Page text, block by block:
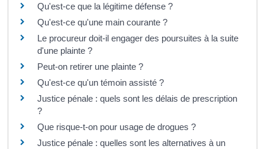
Qu'est-ce que la légitime défense ?
Qu'est-ce qu'une main courante ?
Le procureur doit-il engager des poursuites à la suite
d'une plainte ?
Peut-on retirer une plainte ?
Qu'est-ce qu'un témoin assisté ?
Justice pénale : quels sont les délais de prescription
?
Que risque-t-on pour usage de drogues ?
Justice pénale : quelles sont les alternatives à un